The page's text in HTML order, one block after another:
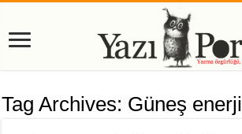
Tag Archives: Güneş